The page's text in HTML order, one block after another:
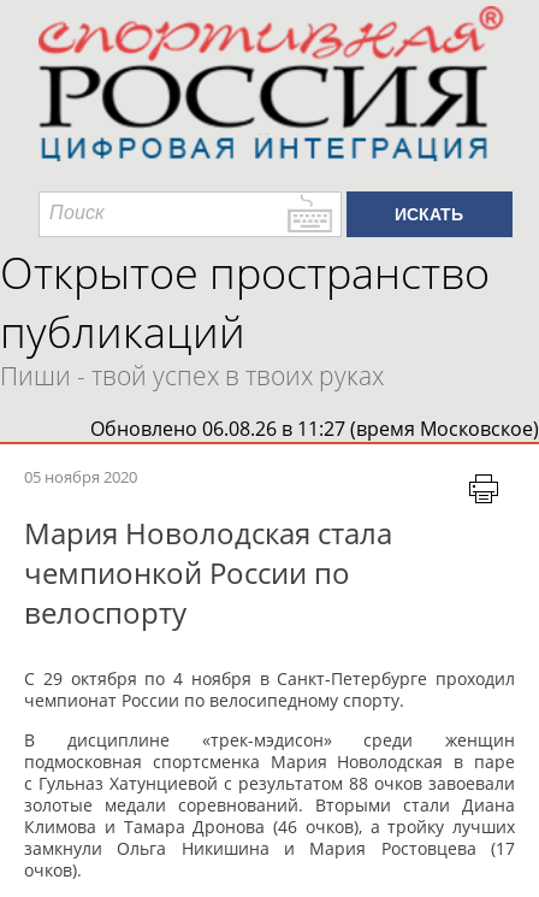
Открытое пространство
публикаций
Пиши - твой успех в твоих руках
Обновлено 06.08.26 в 11:27 (время Московское)
05 ноября 2020
Мария Новолодская стала
чемпионкой России по
велоспорту
С 29 октября по 4 ноября в Санкт-Петербурге проходил
чемпионат России по велосипедному спорту.
В дисциплине «трек-мэдисон» среди женщин
подмосковная спортсменка Мария Новолодская в паре
с Гульназ Хатунциевой с результатом 88 очков завоевали
золотые медали соревнований. Вторыми стали Диана
Климова и Тамара Дронова (46 очков), а тройку лучших
замкнули Ольга Никишина и Мария Ростовцева (17
очков).